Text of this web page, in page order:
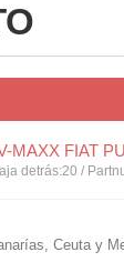
MAXX FIAT
detrás:20 /
Ceuta y